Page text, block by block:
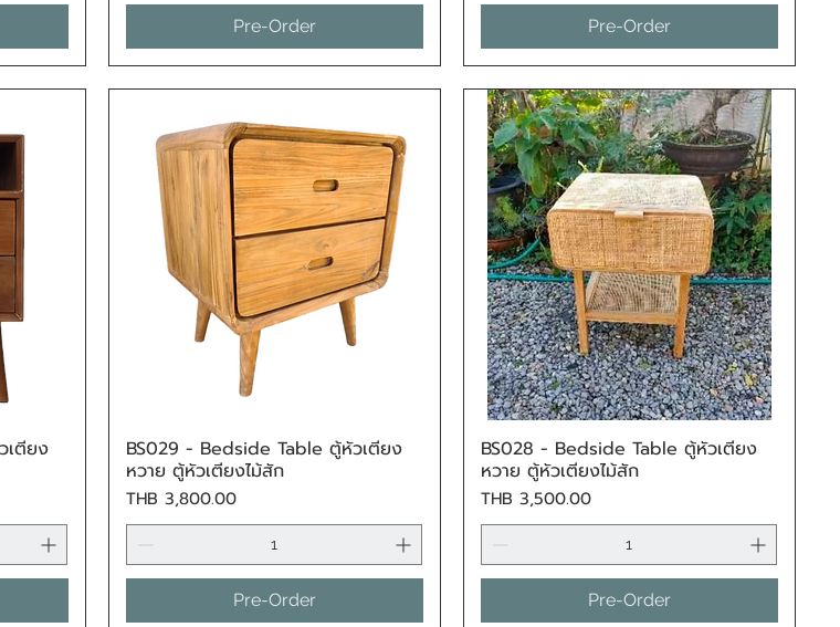
Pre-Order Pre-Order
เตียง
Quick View
BS029 - Bedside Table ตู้หัวเตียง
หวาย ตู้หัวเตียงไม้สัก
Price
THB 3,800.00
Pre-Order
Quick View
BS028 - Bedside Table ตู้หัวเตียง
หวาย ตู้หัวเตียงไม้สัก
Price
THB 3,500.00
Pre-Order